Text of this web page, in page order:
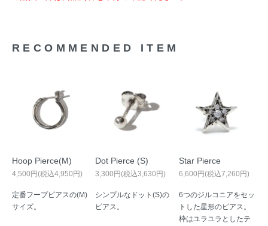
RECOMMENDED ITEM
Hoop Pierce(M)
4,500円(税込4,950円)
定番フープピアスの(M)
サイズ。
Dot Pierce (S)
3,300円(税込3,630円)
シンプルなドット(S)の
ピアス。
Star Pierce
6,600円(税込7,260円)
6つのジルコニアをセッ
トした星形のピアス。
枠はユラユラとしたテ